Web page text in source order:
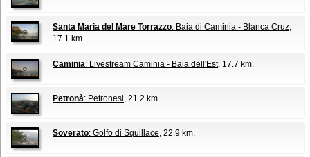
Santa Maria del Mare Torrazzo: Baia di Caminia - Blanca Cruz
17.1 km.
Caminia: Livestream Caminia - Baia dell'Est, 17.7 km.
Petronà: Petronesi , 21.2 km.
Soverato: Golfo di Squillace , 22.9 km.